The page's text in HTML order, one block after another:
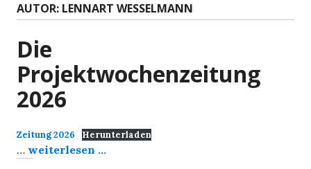
AUTOR: LENNART WESSELMANN
Die
Projektwochenzeitung
2026
Zeitung 2026 Herunterladen
… weiterlesen ...